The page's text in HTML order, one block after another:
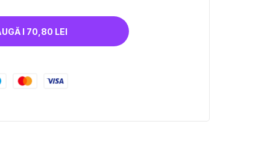
ADAUGĂ I 70,80 LEI